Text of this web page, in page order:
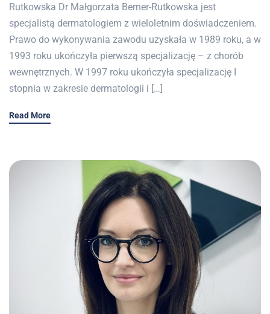
Rutkowska Dr Małgorzata Berner-Rutkowska jest
specjalistą dermatologiem z wieloletnim doświadczeniem.
Prawo do wykonywania zawodu uzyskała w 1989 roku, a w
1993 roku ukończyła pierwszą specjalizację – z chorób
wewnętrznych. W 1997 roku ukończyła specjalizację I
stopnia w zakresie dermatologii i […]
Read More